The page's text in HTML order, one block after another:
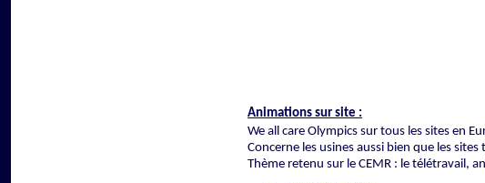
Animations sur site :
We all care Olympics sur tous les sites en
Concerne les usines aussi bien que les sites
Thème retenu sur le CEMR : le télétravail,